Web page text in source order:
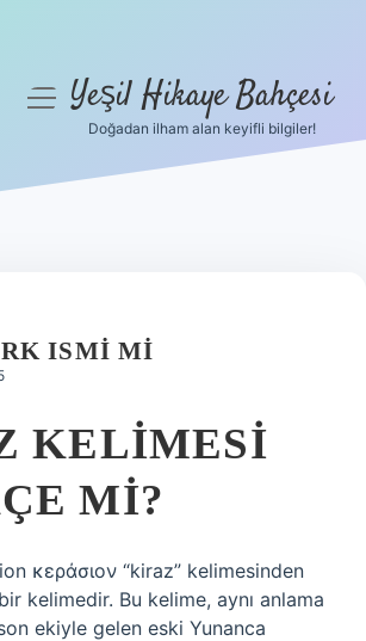
menüyüYeşil Hikaye Bahçesi
Doğadan ilham alan keyifli bilgiler!
ISMI MI
KELIMESI
MI?
κεράσιον “kiraz” kelimesinden
kelimedir. Bu kelime, aynı anlama
ekiyle gelen eski Yunanca